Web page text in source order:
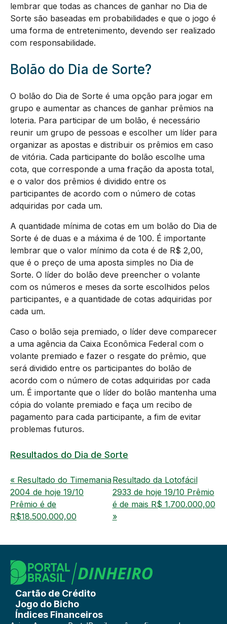
lembrar que todas as chances de ganhar no Dia de
Sorte são baseadas em probabilidades e que o jogo é
uma forma de entretenimento, devendo ser realizado
com responsabilidade.
Bolão do Dia de Sorte?
O bolão do Dia de Sorte é uma opção para jogar em
grupo e aumentar as chances de ganhar prêmios na
loteria. Para participar de um bolão, é necessário
reunir um grupo de pessoas e escolher um líder para
organizar as apostas e distribuir os prêmios em caso
de vitória. Cada participante do bolão escolhe uma
cota, que corresponde a uma fração da aposta total,
e o valor dos prêmios é dividido entre os
participantes de acordo com o número de cotas
adquiridas por cada um.
A quantidade mínima de cotas em um bolão do Dia de
Sorte é de duas e a máxima é de 100. É importante
lembrar que o valor mínimo da cota é de R$ 2,00,
que é o preço de uma aposta simples no Dia de
Sorte. O líder do bolão deve preencher o volante
com os números e meses da sorte escolhidos pelos
participantes, e a quantidade de cotas adquiridas por
cada um.
Caso o bolão seja premiado, o líder deve comparecer
a uma agência da Caixa Econômica Federal com o
volante premiado e fazer o resgate do prêmio, que
será dividido entre os participantes do bolão de
acordo com o número de cotas adquiridas por cada
um. É importante que o líder do bolão mantenha uma
cópia do volante premiado e faça um recibo de
pagamento para cada participante, a fim de evitar
problemas futuros.
Resultados do Dia de Sorte
« Resultado do Timemania
2004 de hoje 19/10
Prêmio é de
R$18.500.000,00
Resultado da Lotofácil
2933 de hoje 19/10 Prêmio
é de mais R$ 1.700.000,00
»
Cartão de Crédito
Jogo do Bicho
Índices Financeiros